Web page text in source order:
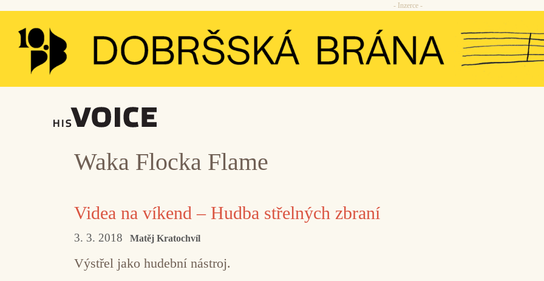
Přeskočit
obsah
- Inzerce -
Waka Flocka Flame
Videa na víkend – Hudba střelných zbraní
3. 3. 2018 Matěj Kratochvíl
Výstřel jako hudební nástroj.